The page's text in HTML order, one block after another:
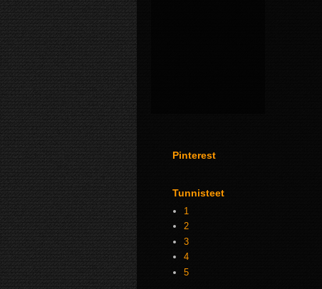
Pinterest
Tunnisteet
1
2
3
4
5